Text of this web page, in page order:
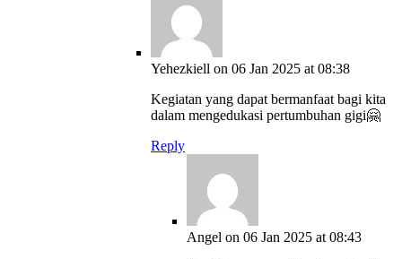
Yehezkiell on 06 Jan 2025 at 08:38
Kegiatan yang dapat bermanfaat bagi kita
dalam mengedukasi pertumbuhan gigi🤗
Reply
Angel on 06 Jan 2025 at 08:43